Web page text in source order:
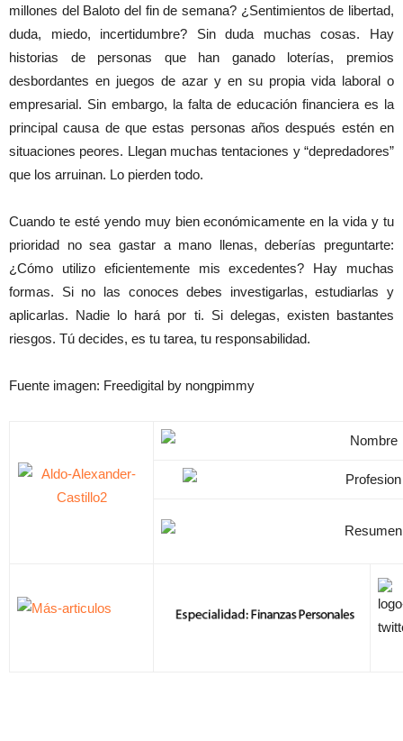
millones del Baloto del fin de semana? ¿Sentimientos de libertad,
duda, miedo, incertidumbre? Sin duda muchas cosas. Hay
historias de personas que han ganado loterías, premios
desbordantes en juegos de azar y en su propia vida laboral o
empresarial. Sin embargo, la falta de educación financiera es la
principal causa de que estas personas años después estén en
situaciones peores. Llegan muchas tentaciones y “depredadores”
que los arruinan. Lo pierden todo.
Cuando te esté yendo muy bien económicamente en la vida y tu
prioridad no sea gastar a mano llenas, deberías preguntarte:
¿Cómo utilizo eficientemente mis excedentes? Hay muchas
formas. Si no las conoces debes investigarlas, estudiarlas y
aplicarlas. Nadie lo hará por ti. Si delegas, existen bastantes
riesgos. Tú decides, es tu tarea, tu responsabilidad.
Fuente imagen: Freedigital by nongpimmy